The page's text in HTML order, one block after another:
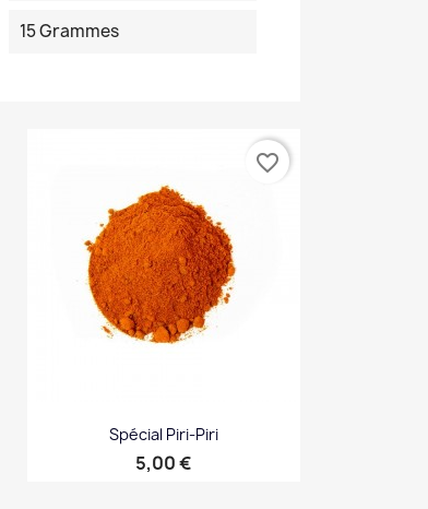
15 Grammes
Spécial Piri-Piri
Prix
5,00 €
favorite_border